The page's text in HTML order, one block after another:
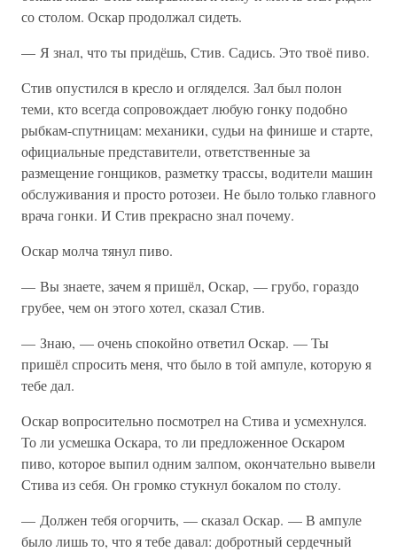
со столом. Оскар продолжал сидеть.
— Я знал, что ты придёшь, Стив. Садись. Это твоё пиво.
Стив опустился в кресло и огляделся. Зал был полон
теми, кто всегда сопровождает любую гонку подобно
рыбкам-спутницам: механики, судьи на финише и старте,
официальные представители, ответственные за
размещение гонщиков, разметку трассы, водители машин
обслуживания и просто ротозеи. Не было только главного
врача гонки. И Стив прекрасно знал почему.
Оскар молча тянул пиво.
— Вы знаете, зачем я пришёл, Оскар, — грубо, гораздо
грубее, чем он этого хотел, сказал Стив.
— Знаю, — очень спокойно ответил Оскар. — Ты
пришёл спросить меня, что было в той ампуле, которую я
тебе дал.
Оскар вопросительно посмотрел на Стива и усмехнулся.
То ли усмешка Оскара, то ли предложенное Оскаром
пиво, которое выпил одним залпом, окончательно вывели
Стива из себя. Он громко стукнул бокалом по столу.
— Должен тебя огорчить, — сказал Оскар. — В ампуле
было лишь то, что я тебе давал: добротный сердечный